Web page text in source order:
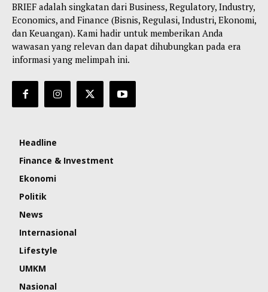
BRIEF adalah singkatan dari Business, Regulatory, Industry,
Economics, and Finance (Bisnis, Regulasi, Industri, Ekonomi,
dan Keuangan). Kami hadir untuk memberikan Anda
wawasan yang relevan dan dapat dihubungkan pada era
informasi yang melimpah ini.
Headline
Finance & Investment
Ekonomi
Politik
News
Internasional
Lifestyle
UMKM
Nasional